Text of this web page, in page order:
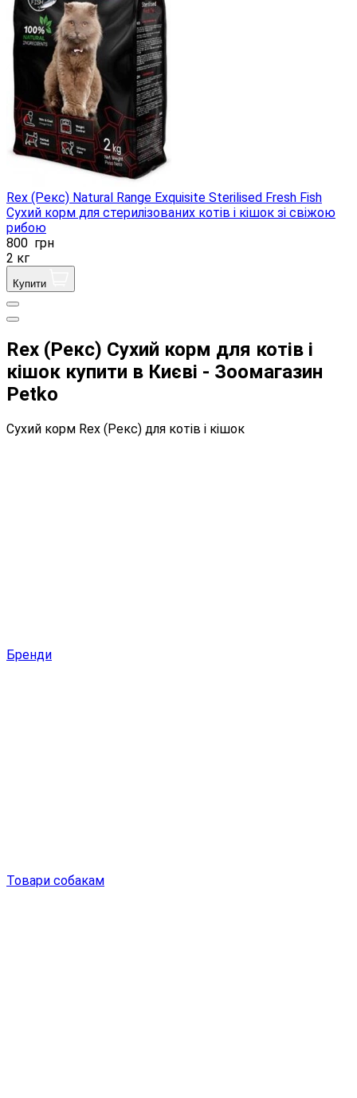
Rex (Рекс) Natural Range Exquisite Sterilised Fresh Fish
Сухий корм для стерилізованих котів і кішок зі свіжою
рибою
800 грн
2 кг
Купити
Rex (Рекс) Сухий корм для котів і
кішок купити в Києві - Зоомагазин
Petko
Сухий корм Rex (Рекс) для котів і кішок
Бренди
Товари собакам